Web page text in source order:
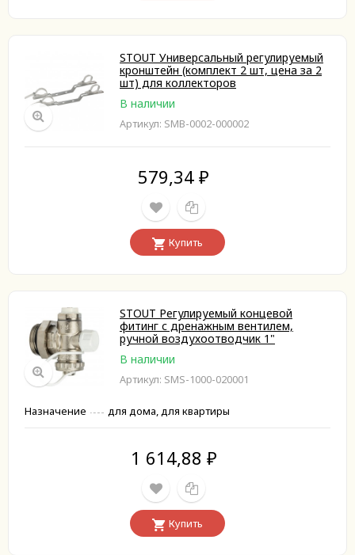
STOUT Универсальный регулируемый
кронштейн (комплект 2 шт, цена за 2
шт) для коллекторов
В наличии
Артикул: SMB-0002-000002
579,34 ₽
Купить
STOUT Регулируемый концевой
фитинг с дренажным вентилем,
ручной воздухоотводчик 1"
В наличии
Артикул: SMS-1000-020001
Назначение для дома, для квартиры
1 614,88 ₽
Купить